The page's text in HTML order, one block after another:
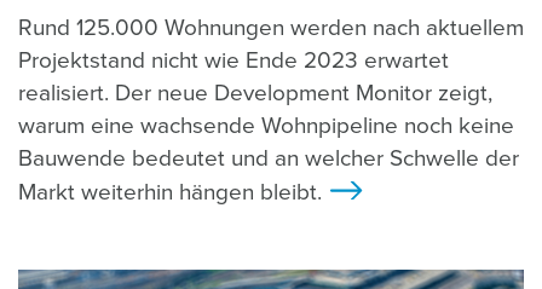
Rund 125.000 Wohnungen werden nach aktuellem
Projektstand nicht wie Ende 2023 erwartet
realisiert. Der neue Development Monitor zeigt,
warum eine wachsende Wohnpipeline noch keine
Bauwende bedeutet und an welcher Schwelle der
Markt weiterhin hängen bleibt.